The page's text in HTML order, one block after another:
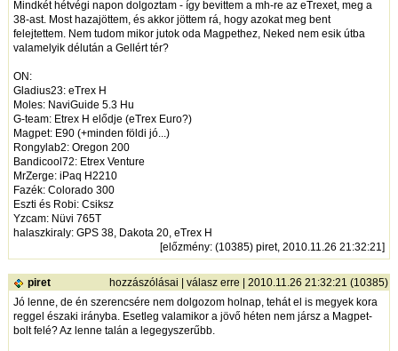
Mindkét hétvégi napon dolgoztam - így bevittem a mh-re az eTrexet, meg a
38-ast. Most hazajöttem, és akkor jöttem rá, hogy azokat meg bent
felejtettem. Nem tudom mikor jutok oda Magpethez, Neked nem esik útba
valamelyik délután a Gellért tér?
ON:
Gladius23: eTrex H
Moles: NaviGuide 5.3 Hu
G-team: Etrex H elődje (eTrex Euro?)
Magpet: E90 (+minden földi jó...)
Rongylab2: Oregon 200
Bandicool72: Etrex Venture
MrZerge: iPaq H2210
Fazék: Colorado 300
Eszti és Robi: Csiksz
Yzcam: Nüvi 765T
halaszkiraly: GPS 38, Dakota 20, eTrex H
[előzmény: (10385) piret, 2010.11.26 21:32:21]
piret hozzászólásai válasz erre | 2010.11.26 21:32:21 (10385)
Jó lenne, de én szerencsére nem dolgozom holnap, tehát el is megyek kora
reggel északi irányba. Esetleg valamikor a jövő héten nem jársz a Magpet-
bolt felé? Az lenne talán a legegyszerűbb.